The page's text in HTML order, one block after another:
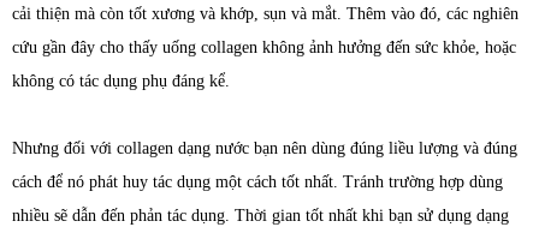
cải thiện mà còn tốt xương và khớp, sụn và mắt. Thêm vào đó, các nghiên
cứu gần đây cho thấy uống collagen không ảnh hưởng đến sức khỏe, hoặc
không có tác dụng phụ đáng kể.
Nhưng đối với collagen dạng nước bạn nên dùng đúng liều lượng và đúng
cách để nó phát huy tác dụng một cách tốt nhất. Tránh trường hợp dùng
nhiều sẽ dẫn đến phản tác dụng. Thời gian tốt nhất khi bạn sử dụng dạng